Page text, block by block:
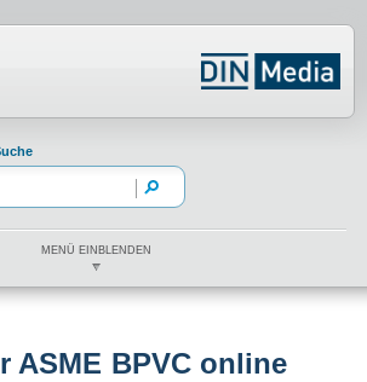
MENÜ EINBLENDEN
ASME BPVC online